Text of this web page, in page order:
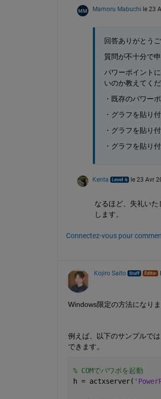
Mamoru Mabuchi le 23
回答ありがとうご
質問が不十分で
パワーポイント
いのか教えてくだ
・既存のパワー
・グラフを貼り
・グラフを貼り
・グラフを貼り
Kenta le 23 Avr
なるほど、失礼い
します。
Connectez-vous pour
Kojiro Saito
Windows限定の方法になり
例えば、以下のサンプルで
できます。
% COMでパワポを起動
h = actxserver(